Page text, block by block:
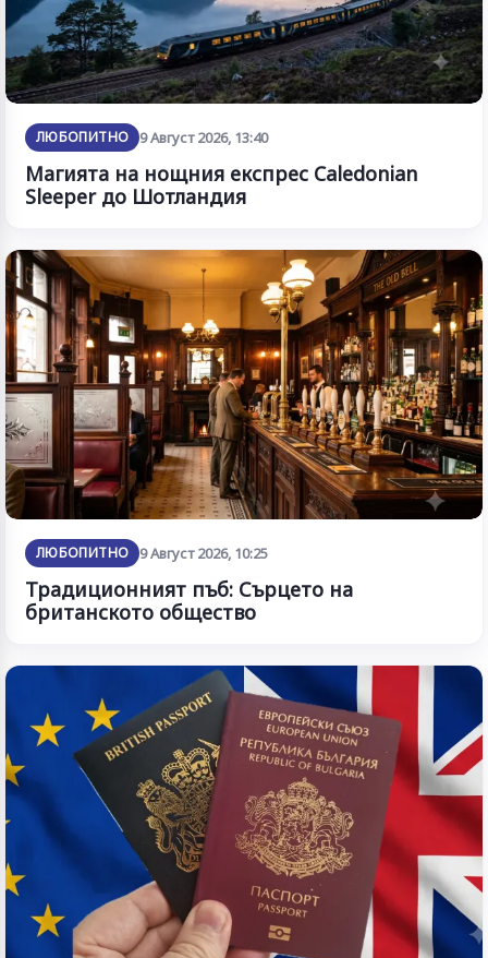
ЛЮБОПИТНО 9 Август 2026, 13:40
Магията на нощния експрес Caledonian
Sleeper до Шотландия
ЛЮБОПИТНО 9 Август 2026, 10:25
Традиционният пъб: Сърцето на
британското общество